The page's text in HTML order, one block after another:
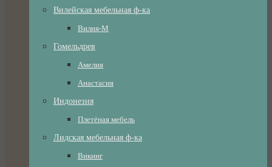
Вилейская мебельная ф-ка
Вилия-М
Гомельдрев
Амелия
Анастасия
Индонезия
Плетёная мебель
Лидская мебельная ф-ка
Викинг